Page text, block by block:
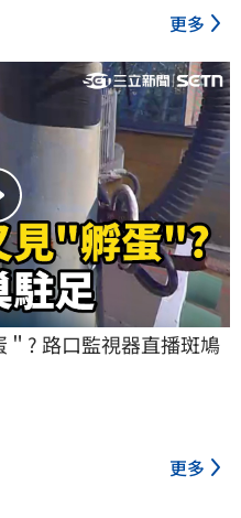
更多
＂? 路口監視器直播斑鳩
更多